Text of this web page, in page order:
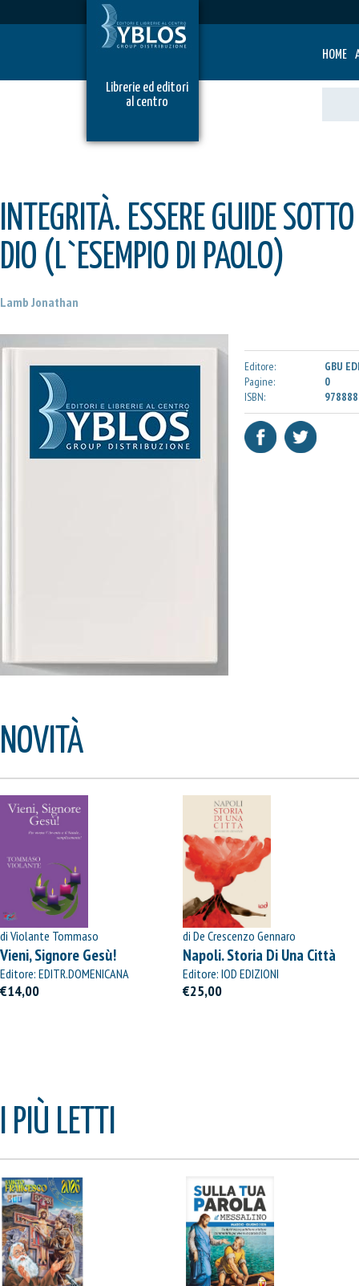
HOME
Librerie ed editori
al centro
INTEGRITÀ. ESSERE GUIDE
DIO (L`ESEMPIO DI PAOLO)
Lamb Jonathan
Editore:
GBU
Pagine:
0
ISBN:
NOVITÀ
di Violante Tommaso
Vieni, Signore Gesù!
Editore: EDITR.DOMENICANA
ITALIANA
€14,00
di De Crescenzo Gennaro
Napoli. Storia Di Una Città
Editore: IOD EDIZIONI
€25,00
I PIÙ LETTI